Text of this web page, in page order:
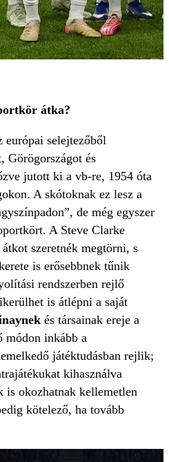
átka?
európai selejtezőből
Görögországot és
jutott ki a vb-re, 1954 óta
A skótoknak ez lesz a
de még egyszer
A Steve Clarke
szeretnék megtörni, s
is erősebbnek tűnik
rendszerben rejlő
is átlépni a saját
és társainak ereje a
módon inkább a
játéktudásban rejlik;
kihasználva
is okozhatnak kellemetlen
kötelező, ha tovább